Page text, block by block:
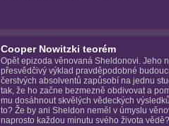
Cooper Nowitzki teorém
Opět epizoda věnovaná Sheldonovi. Jeho
přesvědčivý výklad pravděpodobné
čerstvých absolventů zapůsobí na jednu
tak, že ho začne bezmezně obdivovat a
mu dosáhnout skvělých vědeckých
to? Že by ani Sheldon neměl v úmyslu
naprosto každou minutu svého života